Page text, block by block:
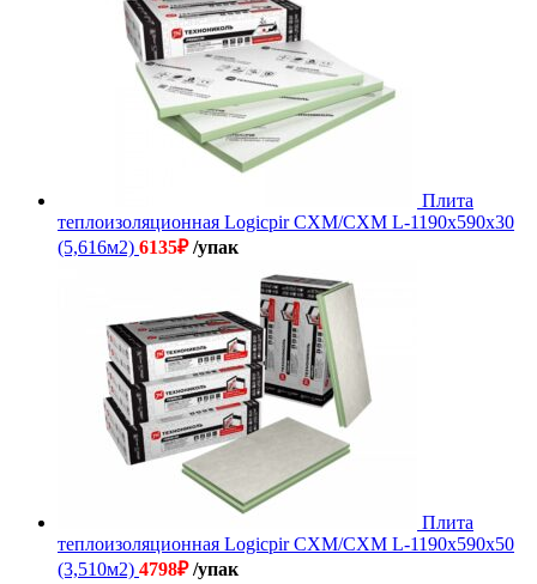
Плита
теплоизоляционная Logicpir СХМ/СХМ L-1190х590х30
(5,616м2) 6135₽/упак
Плита
теплоизоляционная Logicpir СХМ/СХМ L-1190х590х50
(3,510м2) 4798₽/упак